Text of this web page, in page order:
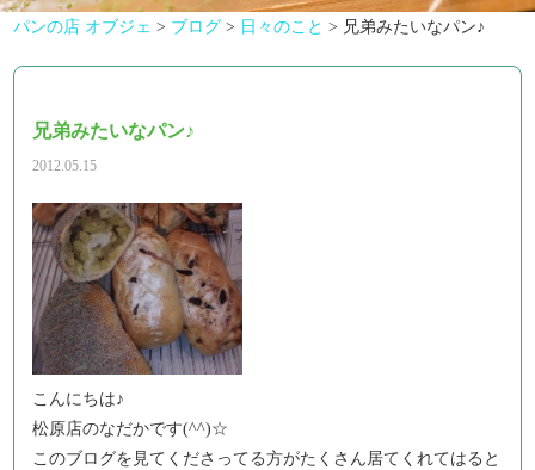
パンの店 オブジェ > ブログ > 日々のこと > 兄弟みたいなパン♪
兄弟みたいなパン♪
2012.05.15
こんにちは♪
松原店のなだかです(^^)☆
このブログを見てくださってる方がたくさん居てくれてはると